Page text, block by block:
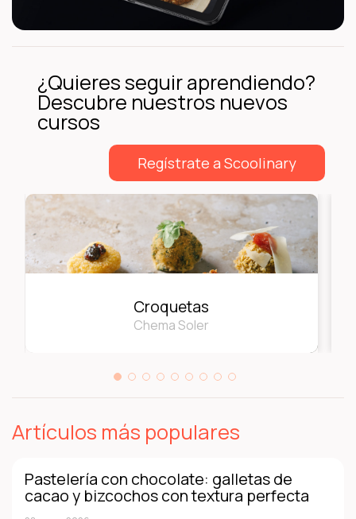
¿Quieres seguir aprendiendo?
Descubre nuestros nuevos
cursos
Regístrate a Scoolinary
Croquetas
Chema Soler
Artículos más populares
Pastelería con chocolate: galletas de
cacao y bizcochos con textura perfecta